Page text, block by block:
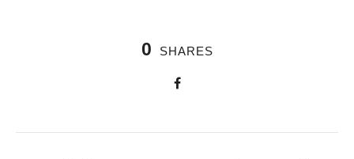
0 SHARES